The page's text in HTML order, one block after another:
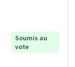
Soumis au
vote